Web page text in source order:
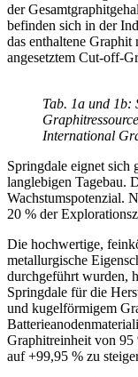
der
befinden sich in der
das enthaltene
angesetztem Cut-off-
Tab. 1a und 1b:
International
Springdale eignet sich
langlebigen Tagebau.
Wachstumspotenzial.
20 % der
Die hochwertige,
metallurgische
durchgeführt wurden,
Springdale für die
und kugelförmigem
Graphitreinheit von 95
auf +99,95 % zu